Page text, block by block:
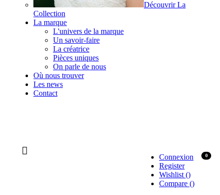
Découvrir La
Collection
La marque
L'univers de la marque
Un savoir-faire
La créatrice
Pièces uniques
On parle de nous
Où nous trouver
Les news
Contact
Connexion
Register
Wishlist ()
Compare ()
0